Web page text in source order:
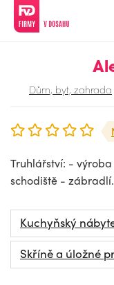
Dům, byt, zahrada
Truhlářství: -
schodiště - zábradlí.
Kuchyňský
Skříně a úložné